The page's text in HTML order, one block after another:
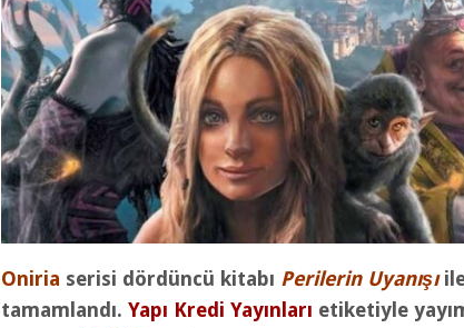
Oniria serisi dördüncü kitabı Perilerin Uyanışı
tamamlandı. Yapı Kredi Yayınları etiketiyle